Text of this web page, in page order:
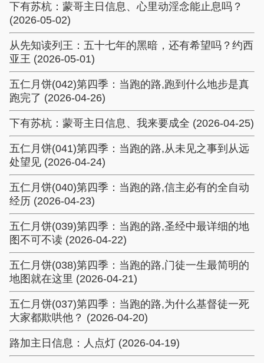
下有苏杭：蒙哥主日信息、心里动淫念能止息吗？
(2026-05-02)
从先知读列王：五十七年的黑暗，还有希望吗？约西
亚王 (2026-05-01)
五仁月饼(042)第四季：当跑的路,跑到什么地步是真
跑完了 (2026-04-26)
下有苏杭：蒙哥主日信息、我来要成全 (2026-04-25)
五仁月饼(041)第四季：当跑的路,从未见之事到从远
处望见 (2026-04-24)
五仁月饼(040)第四季：当跑的路,信主必有的全自动
经历 (2026-04-23)
五仁月饼(039)第四季：当跑的路,圣经中最详细的地
图不可不读 (2026-04-22)
五仁月饼(038)第四季：当跑的路,门徒一生最简明的
地图就在这里 (2026-04-21)
五仁月饼(037)第四季：当跑的路,为什么基督徒一死
大家都欺哄他？ (2026-04-20)
路加主日信息：人点灯 (2026-04-19)